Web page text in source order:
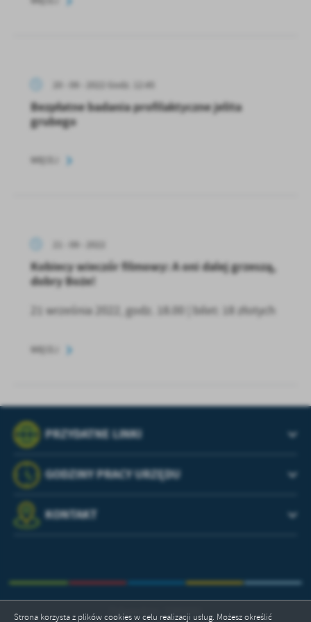
Strona korzysta z plików cookies w celu realizacji usług. Możesz określić
20 - 09 - 2022 Godz. 12:45
Bezpłatne badania profilaktyczne jelita
grubego
21 - 09 - 2022
Kobiecy wieczór filmowy: A oni dalej grzeszą,
dobry Boże!
21 września 2022, godz. 18.00 | bilet: 18 złotych
PRZYDATNE LINKI
GODZINY PRACY URZĘDU
KONTAKT
Odwiedzin: 3395691